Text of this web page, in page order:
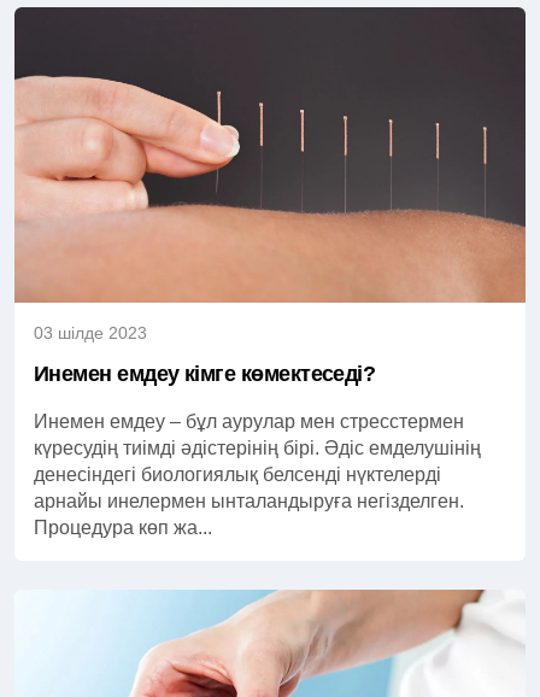
03 шілде 2023
Инемен емдеу кімге көмектеседі?
Инемен емдеу – бұл аурулар мен стресстермен
күресудің тиімді әдістерінің бірі. Әдіс емделушінің
денесіндегі биологиялық белсенді нүктелерді
арнайы инелермен ынталандыруға негізделген.
Процедура көп жа...